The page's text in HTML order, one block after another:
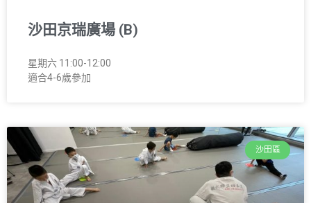
沙田京瑞廣場 (B)
星期六 11:00-12:00
適合4-6歲參加
沙田區